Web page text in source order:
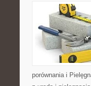
porównania i